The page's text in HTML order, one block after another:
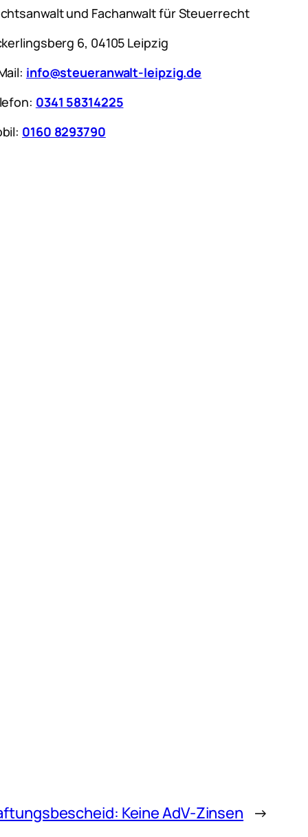
und Fachanwalt für Steuerrecht
6, 04105 Leipzig
info@steueranwalt-leipzig.de
0341 58314225
0160 8293790
Keine AdV-Zinsen →